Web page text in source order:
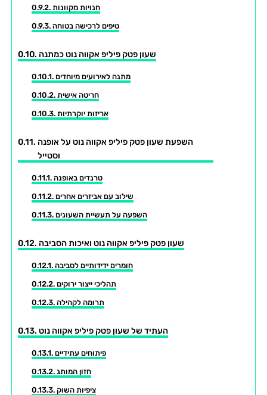
חנויות מקוונות
טיפים לרכישה בטוחה
שעון פטק פיליפ אקווה נוט כמתנה
מתנה לאירועים מיוחדים
חריטה אישית
אריזות יוקרתיות
השפעת שעון פטק פיליפ אקווה נוט על אופנה
וסטייל
טרנדים באופנה
שילוב עם אביזרים אחרים
השפעה על תעשיית השעונים
שעון פטק פיליפ אקווה נוט ואיכות הסביבה
חומרים ידידותיים לסביבה
תהליכי ייצור ירוקים
תרומה לקהילה
העתיד של שעון פטק פיליפ אקווה נוט
פיתוחים עתידיים
חזון המותג
ציפיות השוק